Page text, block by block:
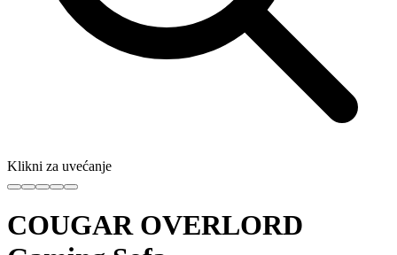
Klikni za uvećanje
COUGAR OVERLORD